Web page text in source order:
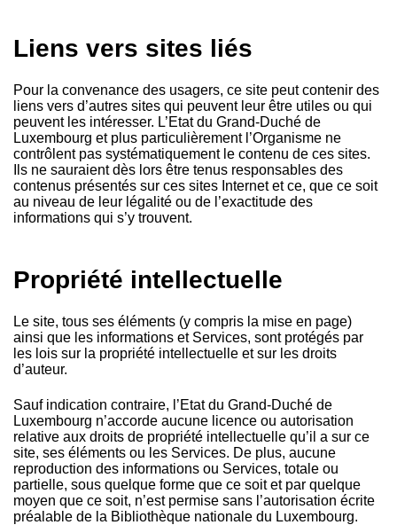
Liens vers sites liés
Pour la convenance des usagers, ce site peut contenir des
liens vers d’autres sites qui peuvent leur être utiles ou qui
peuvent les intéresser. L’Etat du Grand-Duché de
Luxembourg et plus particulièrement l’Organisme ne
contrôlent pas systématiquement le contenu de ces sites.
Ils ne sauraient dès lors être tenus responsables des
contenus présentés sur ces sites Internet et ce, que ce soit
au niveau de leur légalité ou de l’exactitude des
informations qui s’y trouvent.
Propriété intellectuelle
Le site, tous ses éléments (y compris la mise en page)
ainsi que les informations et Services, sont protégés par
les lois sur la propriété intellectuelle et sur les droits
d’auteur.
Sauf indication contraire, l’Etat du Grand-Duché de
Luxembourg n’accorde aucune licence ou autorisation
relative aux droits de propriété intellectuelle qu’il a sur ce
site, ses éléments ou les Services. De plus, aucune
reproduction des informations ou Services, totale ou
partielle, sous quelque forme que ce soit et par quelque
moyen que ce soit, n’est permise sans l’autorisation écrite
préalable de la Bibliothèque nationale du Luxembourg.